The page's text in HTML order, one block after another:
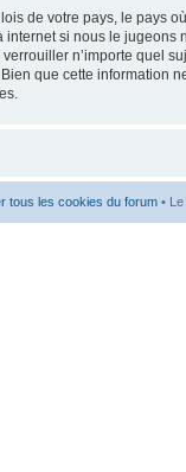
de votre pays, le pays
si nous le jugeons
n’importe quel
que cette information
tous les cookies du forum •